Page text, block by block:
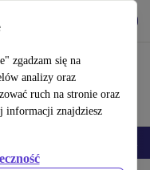
zgadzam się na
analizy oraz
ruch na stronie oraz
informacji znajdziesz